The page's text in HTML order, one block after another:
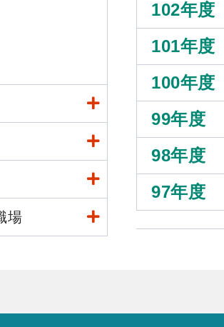
場
102年度
101年度
100年度
99年度
98年度
97年度